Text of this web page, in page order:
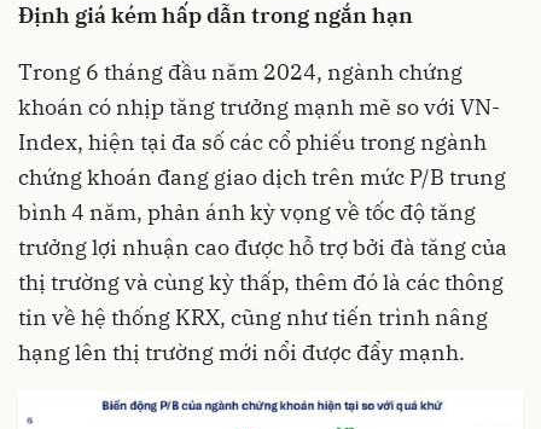
Định giá kém hấp dẫn trong ngắn hạn
Trong 6 tháng đầu năm 2024, ngành chứng
khoán có nhịp tăng trưởng mạnh mẽ so với VN-
Index, hiện tại đa số các cổ phiếu trong ngành
chứng khoán đang giao dịch trên mức P/B trung
bình 4 năm, phản ánh kỳ vọng về tốc độ tăng
trưởng lợi nhuận cao được hỗ trợ bởi đà tăng của
thị trường và cùng kỳ thấp, thêm đó là các thông
tin về hệ thống KRX, cũng như tiến trình nâng
hạng lên thị trường mới nổi được đẩy mạnh.